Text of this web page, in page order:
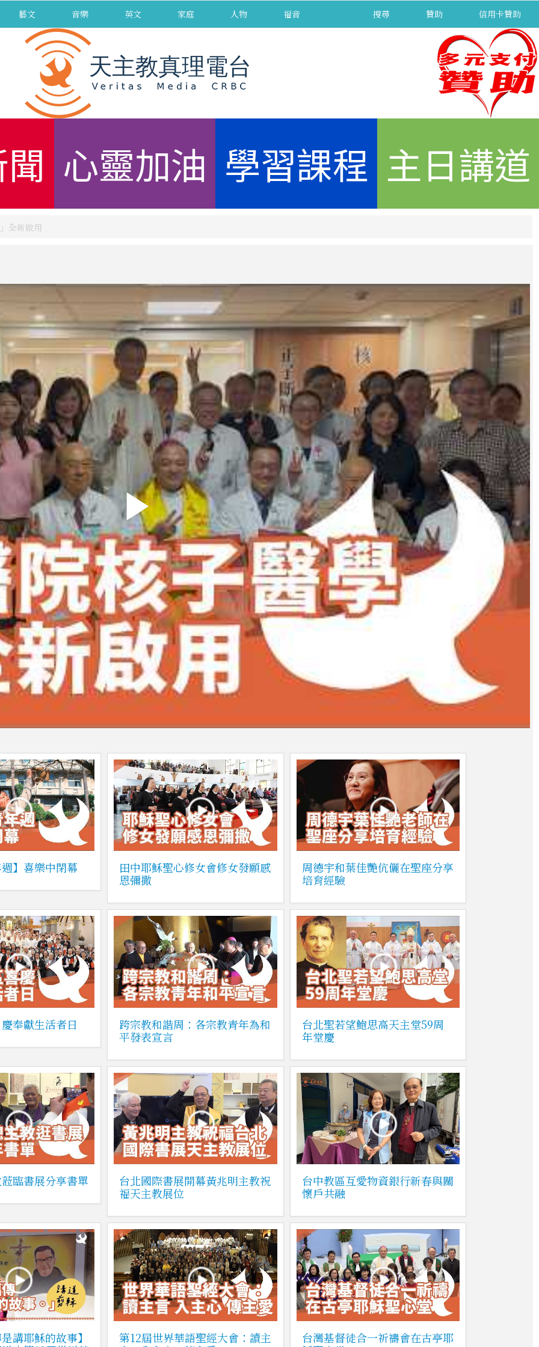
藝文 音樂 英文 家庭 人物 福音 搜尋 贊助 信用卡贊助
心靈加油 學習課程 主日講道
全新啟用
】喜樂中閉幕
田中耶穌聖心修女會修女發願感
恩彌撒
周德宇和葉佳艷伉儷在聖座分享
培育經驗
奉獻生活者日
跨宗教和諧周：各宗教青年為和
平發表宣言
台北聖若望鮑思高天主堂59周
年堂慶
臨書展分享書單
台北國際書展開幕黃兆明主教祝
福天主教展位
台中教區互愛物資銀行新春與關
懷戶共融
講耶穌的故事】
第12屆世界華語聖經大會：讀主
台灣基督徒合一祈禱會在古亭耶